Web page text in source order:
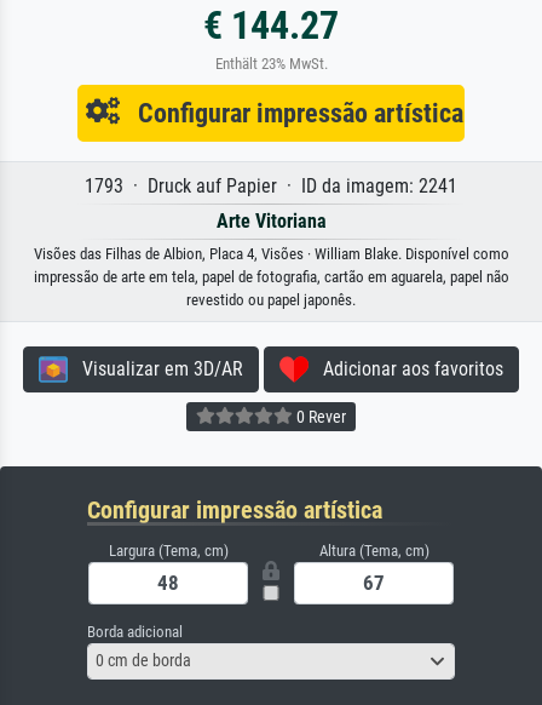
€ 144.27
Enthält 23% MwSt.
Configurar impressão artística
1793 · Druck auf Papier · ID da imagem: 2241
Arte Vitoriana
Visões das Filhas de Albion, Placa 4, Visões · William Blake. Disponível como
impressão de arte em tela, papel de fotografia, cartão em aguarela, papel não
revestido ou papel japonês.
Visualizar em 3D/AR Adicionar aos favoritos
0 Rever
Configurar impressão artística
Largura (Tema, cm) Altura (Tema, cm)
Borda adicional
0 cm de borda